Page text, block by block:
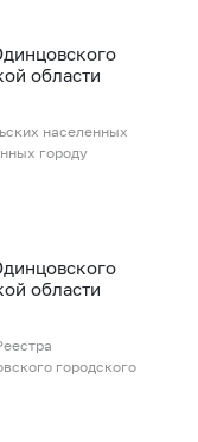
области
населенных
городу
области
городского